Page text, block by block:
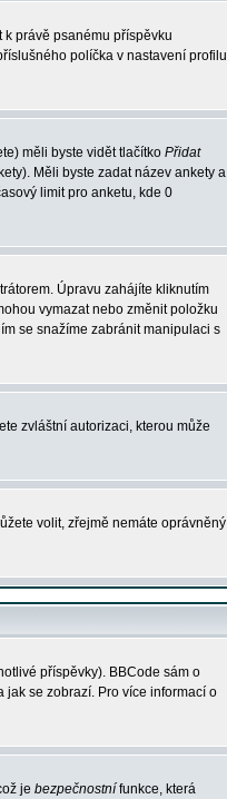
k právě psanému příspěvku
políčka v nastavení profilu
měli byste vidět tlačítko Přidat
Měli byste zadat název ankety a
limit pro anketu, kde 0
Úpravu zahájíte kliknutím
vymazat nebo změnit položku
se snažíme zabránit manipulaci s
zvláštní autorizaci, kterou může
volit, zřejmě nemáte oprávněný
příspěvky). BBCode sám o
jak se zobrazí. Pro více informací o
je bezpečnostní funkce, která